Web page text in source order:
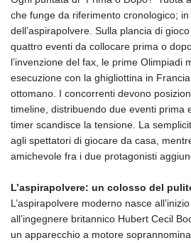
che funge da riferimento cronologico; in
dell’aspirapolvere. Sulla plancia di
quattro eventi da collocare prima o
l’invenzione del fax, le prime Olimpiadi
esecuzione con la ghigliottina in
ottomano. I concorrenti devono
timeline, distribuendo due eventi prima
timer scandisce la tensione. La
agli spettatori di giocare da casa,
amichevole fra i due protagonisti
L’aspirapolvere: un colosso del
L’aspirapolvere moderno nasce
all’ingegnere britannico Hubert Cecil
un apparecchio a motore